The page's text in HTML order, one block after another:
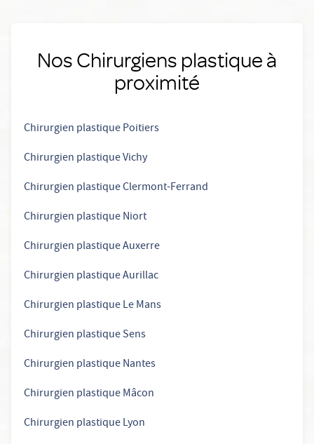
Nos Chirurgiens plastique à
proximité
Chirurgien plastique Poitiers
Chirurgien plastique Vichy
Chirurgien plastique Clermont-Ferrand
Chirurgien plastique Niort
Chirurgien plastique Auxerre
Chirurgien plastique Aurillac
Chirurgien plastique Le Mans
Chirurgien plastique Sens
Chirurgien plastique Nantes
Chirurgien plastique Mâcon
Chirurgien plastique Lyon